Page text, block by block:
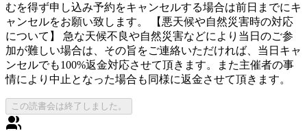
むを得ず申し込み予約をキャンセルする場合は前日までにキ
ャンセルをお願い致します。 【悪天候や自然災害時の対応
について】 急な天候不良や自然災害などにより当日のご参
加が難しい場合は、その旨をご連絡いただければ、当日キャ
ンセルでも100%返金対応させて頂きます。また主催者の事
情により中止となった場合も同様に返金させて頂きます。
この読書会は終了しました。